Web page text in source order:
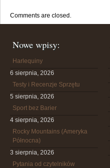
Comments are closed.
Nowe wpisy:
Harlequiny
6 sierpnia, 2026
Testy i Recenzje Sprzętu
5 sierpnia, 2026
Sport bez Barier
4 sierpnia, 2026
Rocky Mountains (Ameryka
Północna)
3 sierpnia, 2026
Pytania od czytelników